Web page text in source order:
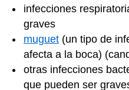
infecciones
graves
muguet (un tipo de
afecta a la boca)
otras infecciones
que pueden ser